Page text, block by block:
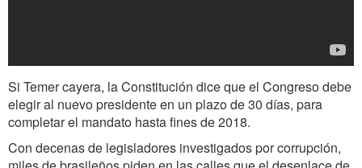
Si Temer cayera, la Constitución dice que el Congreso debe
elegir al nuevo presidente en un plazo de 30 días, para
completar el mandato hasta fines de 2018.
Con decenas de legisladores investigados por corrupción,